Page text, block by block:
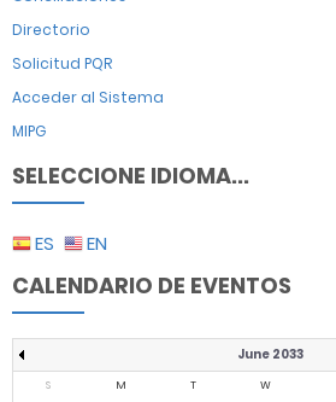
Directorio
Solicitud PQR
Acceder al Sistema
MIPG
SELECCIONE IDIOMA...
ES EN
CALENDARIO DE EVENTOS
June 2033
S M T W